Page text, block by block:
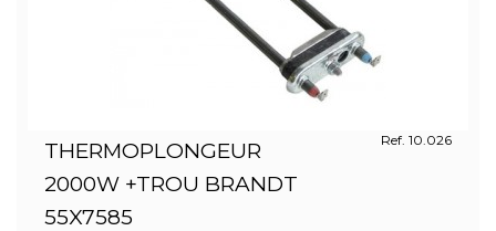
THERMOPLONGEUR
2000W +TROU BRANDT
55X7585
Ref. 10.026